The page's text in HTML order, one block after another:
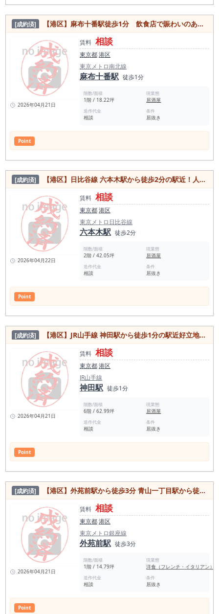
[成約済] 【港区】麻布十番駅徒歩1分 飲食店で賑わいのある人気エリア！デザイン性の高い築浅居抜き物件
2026年04月21日
賃料 相談
東京都港区
東京メトロ南北線
麻布十番駅 徒歩1分
階数/面積
1階 / 18.22坪
現業態
居酒屋
造作代金
相談
条件
居抜き
Point
[成約済] 【港区】日比谷線 六本木駅から徒歩2分の駅近！人気の六本木エリアの居抜き物件
2026年04月22日
賃料 相談
東京都港区
東京メトロ日比谷線
六本木駅 徒歩2分
階数/面積
2階 / 42.05坪
現業態
居酒屋
造作代金
相談
条件
居抜き
Point
[成約済] 【港区】JR山手線 神田駅から徒歩1分の駅近好立地な居抜き物件
2026年04月21日
賃料 相談
東京都港区
JR山手線
神田駅 徒歩1分
階数/面積
6階 / 62.99坪
現業態
居酒屋
造作代金
相談
条件
居抜き
Point
[成約済] 【港区】外苑前駅から徒歩3分 青山一丁目駅から徒歩5分 青山通りの希少1階店舗！大型看板も利用可！イタリアン造作有り居抜き物件
2026年04月21日
賃料 相談
東京都港区
東京メトロ銀座線
外苑前駅 徒歩3分
階数/面積
1階 / 14.79坪
現業態
洋食（フレンチ・イタリアン）
造作代金
相談
条件
居抜き
Point